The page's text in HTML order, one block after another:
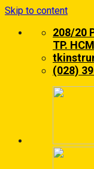
Skip to content
208/20
TP. HCM
(028)